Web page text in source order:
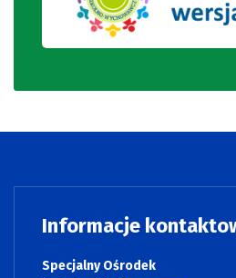
Informacje
Specjalny Ośrodek